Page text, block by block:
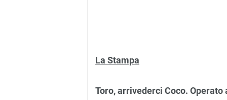
La Stampa
Toro, arrivederci Coco.